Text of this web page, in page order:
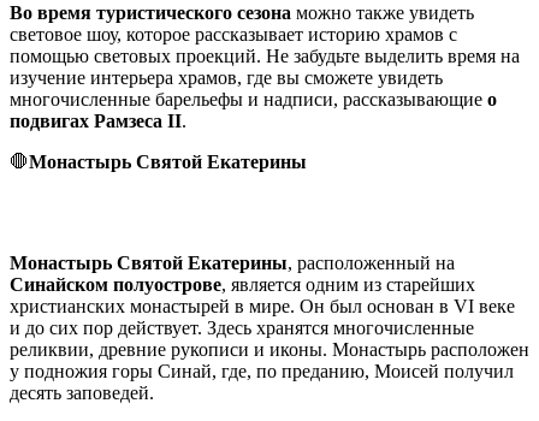
Во время туристического сезона можно также увидеть
световое шоу, которое рассказывает историю храмов с
помощью световых проекций. Не забудьте выделить время на
изучение интерьера храмов, где вы сможете увидеть
многочисленные барельефы и надписи, рассказывающие о
подвигах Рамзеса II.
🛑Монастырь Святой Екатерины
Монастырь Святой Екатерины, расположенный на
Синайском полуострове, является одним из старейших
христианских монастырей в мире. Он был основан в VI веке
и до сих пор действует. Здесь хранятся многочисленные
реликвии, древние рукописи и иконы. Монастырь расположен
у подножия горы Синай, где, по преданию, Моисей получил
десять заповедей.